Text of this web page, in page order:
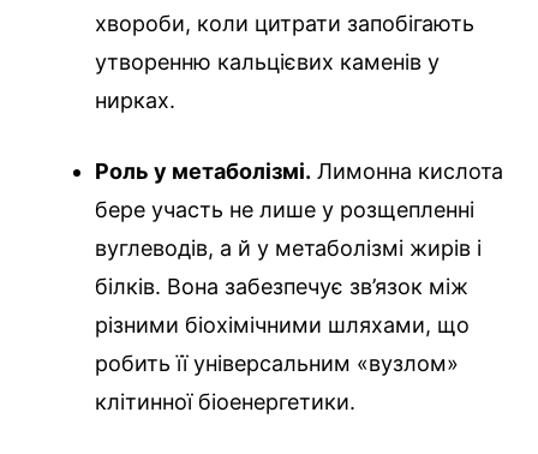
хвороби, коли цитрати запобігають
утворенню кальцієвих каменів у
нирках.
Роль у метаболізмі. Лимонна кислота
бере участь не лише у розщепленні
вуглеводів, а й у метаболізмі жирів і
білків. Вона забезпечує зв’язок між
різними біохімічними шляхами, що
робить її універсальним «вузлом»
клітинної біоенергетики.